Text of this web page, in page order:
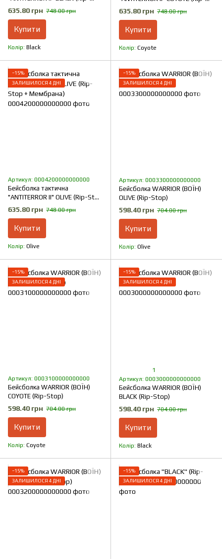
Stop + Мембрана)
635.80 грн 748.00 грн
Купити
Колір Black
Stop + Мембрана)
635.80 грн 748.00 грн
Купити
Колір Coyote
−15%
ЗАЛИШИЛОСЯ 4 ДНІ
Артикул: 0004200000000000
Бейсболка тактична
"ANTITERROR II" OLIVE (Rip-Stop
+ Мембрана)
635.80 грн 748.00 грн
Купити
Колір Olive
−15%
ЗАЛИШИЛОСЯ 4 ДНІ
Артикул: 0003300000000000
Бейсболка WARRIOR (ВОЇН)
OLIVE (Rip-Stop)
598.40 грн 704.00 грн
Купити
Колір Olive
−15%
ЗАЛИШИЛОСЯ 4 ДНІ
Артикул: 0003100000000000
Бейсболка WARRIOR (ВОЇН)
COYOTE (Rip-Stop)
598.40 грн 704.00 грн
Купити
Колір Coyote
−15%
ЗАЛИШИЛОСЯ 4 ДНІ
1
Артикул: 0003000000000000
Бейсболка WARRIOR (ВОЇН)
BLACK (Rip-Stop)
598.40 грн 704.00 грн
Купити
Колір Black
−15%
ЗАЛИШИЛОСЯ 4 ДНІ
−15%
ЗАЛИШИЛОСЯ 4 ДНІ